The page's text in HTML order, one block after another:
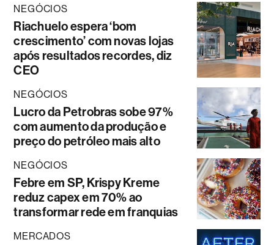
NEGÓCIOS
Riachuelo espera ‘bom
crescimento’ com novas lojas
após resultados recordes, diz
CEO
NEGÓCIOS
Lucro da Petrobras sobe 97%
com aumento da produção e
preço do petróleo mais alto
NEGÓCIOS
Febre em SP, Krispy Kreme
reduz capex em 70% ao
transformar rede em franquias
MERCADOS